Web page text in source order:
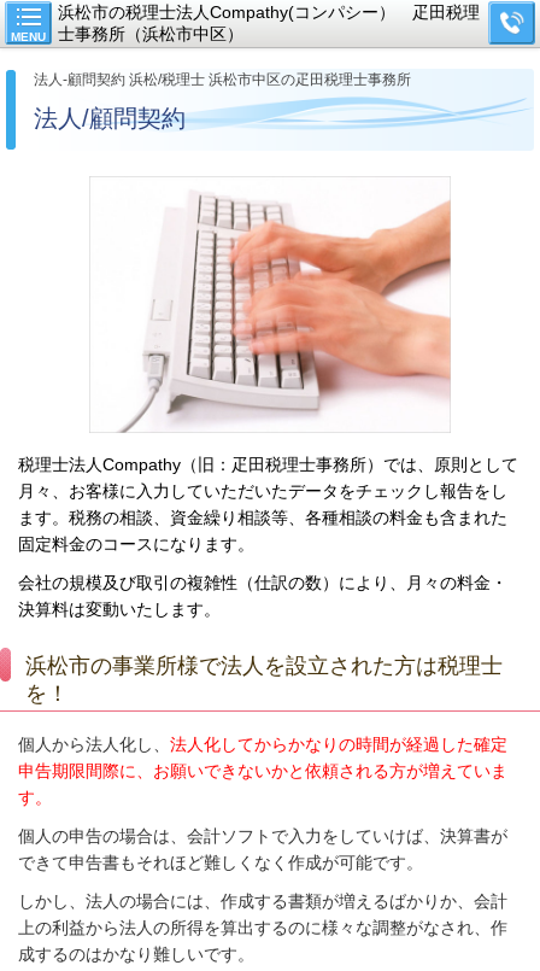
MENU
浜松市の税理士法人Compathy(コンパシー） 疋田税理
士事務所（浜松市中区）
法人-顧問契約 浜松/税理士 浜松市中区の疋田税理士事務所
法人/顧問契約
税理士法人Compathy（旧：疋田税理士事務所）では、原則として
月々、お客様に入力していただいたデータをチェックし報告をし
ます。税務の相談、資金繰り相談等、各種相談の料金も含まれた
固定料金のコースになります。
会社の規模及び取引の複雑性（仕訳の数）により、月々の料金・
決算料は変動いたします。
浜松市の事業所様で法人を設立された方は税理士
を！
個人から法人化し、 法人化してからかなりの時間が経過した確定
申告期限間際に、お願いできないかと依頼される方が増えていま
す。
個人の申告の場合は、会計ソフトで入力をしていけば、決算書が
できて申告書もそれほど難しくなく作成が可能です。
しかし、法人の場合には、作成する書類が増えるばかりか、会計
上の利益から法人の所得を算出するのに様々な調整がなされ、作
成するのはかなり難しいです。